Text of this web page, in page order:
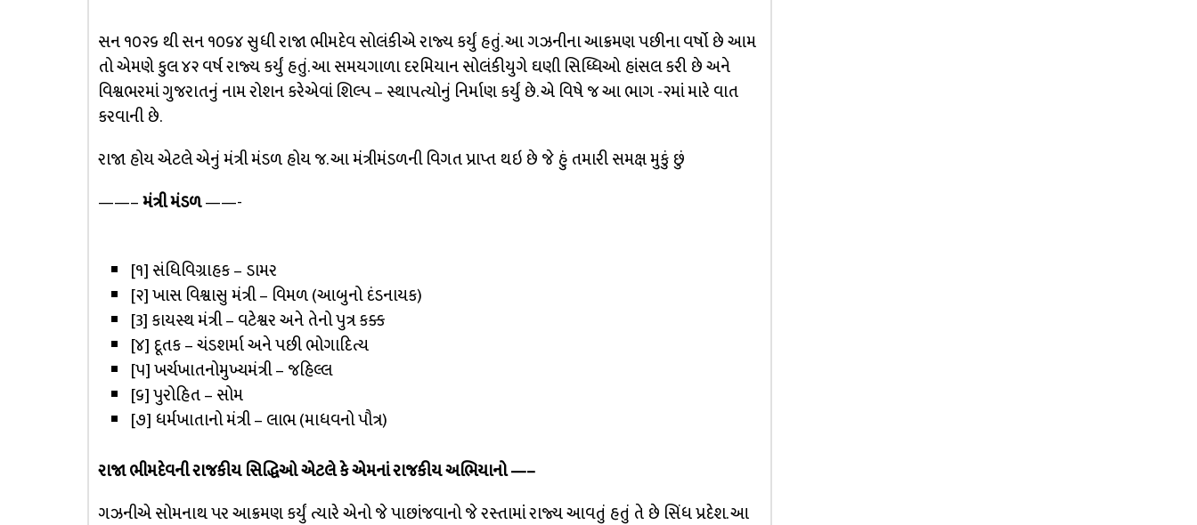
સન ૧૦૨૬ થી સન ૧૦૬૪ સુધી રાજા ભીમદેવ સોલંકીએ રાજ્ય કર્યું હતું. આ ગઝનીના આક્રમણ પછીના વર્ષો છે આમ
તો એમણે કુલ ૪૨ વર્ષ રાજ્ય કર્યું હતું. આ સમયગાળા દરમિયાન સોલંકીયુગે ઘણી સિધ્ધિઓ હાંસલ કરી છે અને
વિશ્વભરમાં ગુજરાતનું નામ રોશન કરેએવાં શિલ્પ – સ્થાપત્યોનું નિર્માણ કર્યું છે. એ વિષે જ આ ભાગ -૨માં મારે વાત
કરવાની છે.
રાજા હોય એટલે એનું મંત્રી મંડળ હોય જ. આ મંત્રીમંડળની વિગત પ્રાપ્ત થઇ છે જે હું તમારી સમક્ષ મુકું છું
——–મંત્રી મંડળ——-
[૧] સંધિવિગ્રાહક – ડામર
[૨] ખાસ વિશ્વાસુ મંત્રી – વિમળ (આબુનો દંડનાયક)
[3] કાયસ્થ મંત્રી – વટેશ્વર અને તેનો પુત્ર કક્ક
[૪] દૂતક – ચંડશર્મા અને પછી ભોગાદિત્ય
[૫] ખર્ચખાતનોમુખ્યમંત્રી – જહિલ્લ
[૬] પુરોહિત – સોમ
[૭] ધર્મખાતાનો મંત્રી – લાભ (માધવનો પૌત્ર)
રાજા ભીમદેવની રાજકીય સિદ્ધિઓ એટલે કે એમનાં રાજકીય અભિયાનો —–
ગઝનીએ સોમનાથ પર આક્રમણ કર્યું ત્યારે એનો જે પાછાંજવાનો જે રસ્તામાં રાજ્ય આવતું હતું તે છે સિંધ પ્રદેશ. આ